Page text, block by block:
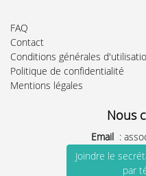
FAQ
Contact
Conditions générales
Politique de confidentialité
Mentions légales
Nous
Email :
Joindre le
par